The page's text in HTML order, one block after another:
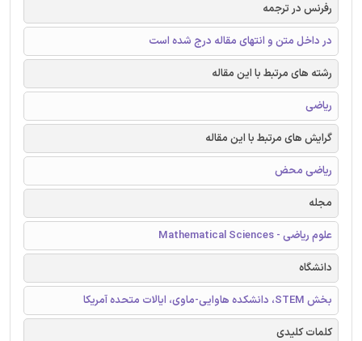
رفرنس در ترجمه
در داخل متن و انتهای مقاله درج شده است
رشته های مرتبط با این مقاله
ریاضی
گرایش های مرتبط با این مقاله
ریاضی محض
مجله
علوم ریاضی - Mathematical Sciences
دانشگاه
بخش STEM، دانشکده هاوایی-ماوی، ایالات متحده آمریکا
کلمات کلیدی